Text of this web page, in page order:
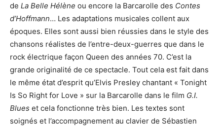
de La Belle Hélène ou encore la Barcarolle des Contes
d’Hoffmann… Les adaptations musicales collent aux
époques. Elles sont aussi bien réussies dans le style des
chansons réalistes de l’entre-deux-guerres que dans le
rock électrique façon Queen des années 70. C’est la
grande originalité de ce spectacle. Tout cela est fait dans
le même état d’esprit qu’Elvis Presley chantant « Tonight
Is So Right for Love » sur la Barcarolle dans le film G.I.
Blues et cela fonctionne très bien. Les textes sont
soignés et l’accompagnement au clavier de Sébastien